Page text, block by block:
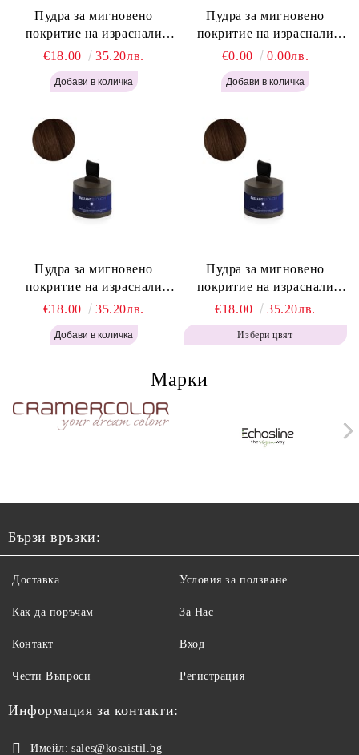
Пудра за мигновено
покритие на израснали
корени Русо - Labor Pro
Instant Retouch Powder -
Blonde H645
€18.00 35.20лв.
Пудра за мигновено
покритие на израснали
корени Светло Кафяво -
Labor Pro Instant Retouch
Powder - Light Brown H644
€0.00 0.00лв.
Пудра за мигновено
покритие на израснали
корени Топло Кафяво -
Labor Pro Instant Retouch
Powder - Warm Brown H643
€18.00 35.20лв.
Пудра за мигновено
покритие на израснали
корени Кафяво - Labor Pro
Instant Retouch Powder -
Brown H642
€18.00 35.20лв.
Избери цвят
Марки
Бързи връзки:
Доставка
Как да поръчам
Контакт
Чести Въпроси
Условия за ползване
За Нас
Вход
Регистрация
Информация за контакти:
Имейл: sales@kosaistil.bg